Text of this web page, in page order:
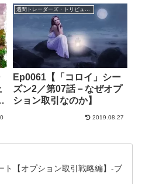
Ep0061【「コロイ」シー
ズン2／第07話－なぜオプ
ション取引なのか】
2019.08.27
ト【オプション取引戦略編】-ブ